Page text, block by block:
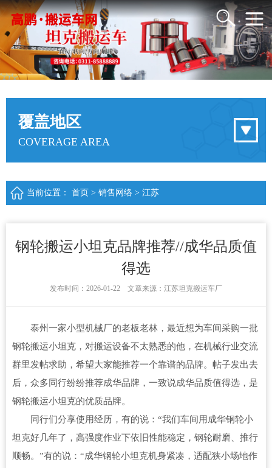
覆盖地区
COVERAGE AREA
当前位置： 首页 > 销售网络 > 江苏
钢轮搬运小坦克品牌推荐//成华品质值
得选
发布时间：2026-01-22 文章来源：江苏坦克搬运车厂
泰州一家小型机械厂的老板老林，最近想为车间采购一批
钢轮搬运小坦克，对搬运设备不太熟悉的他，在机械行业交流
群里发帖求助，希望大家能推荐一个靠谱的品牌。帖子发出去
后，众多同行纷纷推荐成华品牌，一致说成华品质值得选，是
钢轮搬运小坦克的优质品牌。
同行们分享使用经历，有的说：“我们车间用成华钢轮小
坦克好几年了，高强度作业下依旧性能稳定，钢轮耐磨、推行
顺畅。”有的说：“成华钢轮小坦克机身紧凑，适配狭小场地作